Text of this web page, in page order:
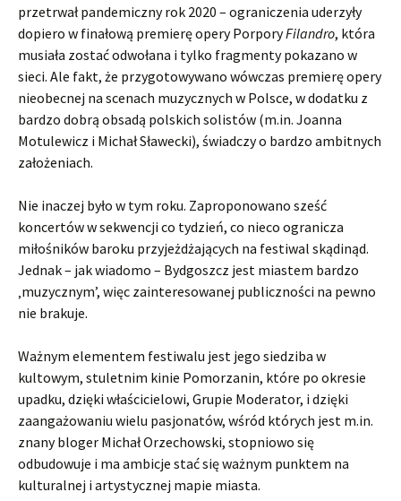
przetrwał pandemiczny rok 2020 – ograniczenia uderzyły
dopiero w finałową premierę opery PorporyFilandro, która
musiała zostać odwołana i tylko fragmenty pokazano w
sieci. Ale fakt, że przygotowywano wówczas premierę opery
nieobecnej na scenach muzycznych w Polsce, w dodatku z
bardzo dobrą obsadą polskich solistów (m.in. Joanna
Motulewicz i Michał Sławecki), świadczy o bardzo ambitnych
założeniach.
Nie inaczej było w tym roku. Zaproponowano sześć
koncertów w sekwencji co tydzień, co nieco ogranicza
miłośników baroku przyjeżdżających na festiwal skądinąd.
Jednak – jak wiadomo – Bydgoszcz jest miastem bardzo
‚muzycznym’, więc zainteresowanej publiczności na pewno
nie brakuje.
Ważnym elementem festiwalu jest jego siedziba w
kultowym, stuletnim kinie Pomorzanin, które po okresie
upadku, dzięki właścicielowi, Grupie Moderator, i dzięki
zaangażowaniu wielu pasjonatów, wśród których jest m.in.
znany bloger Michał Orzechowski, stopniowo się
odbudowuje i ma ambicje stać się ważnym punktem na
kulturalnej i artystycznej mapie miasta.